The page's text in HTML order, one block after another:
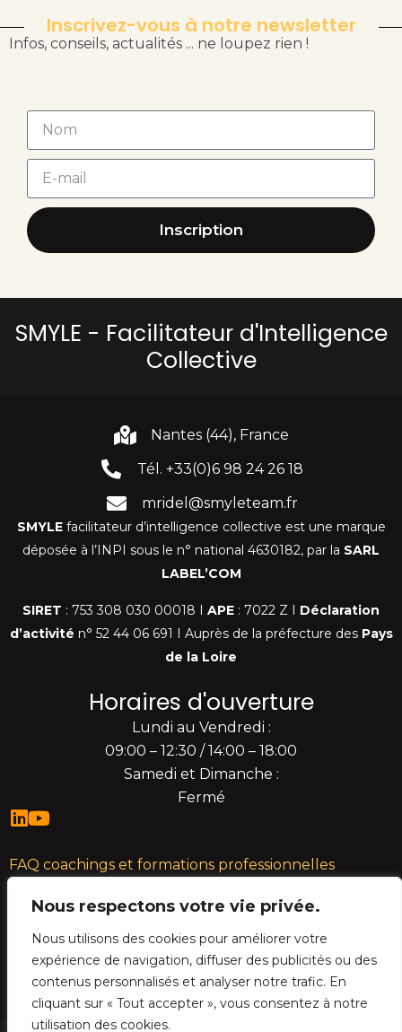
Nous respectons votre vie privée.
Nous utilisons des cookies pour améliorer votre
expérience de navigation, diffuser des publicités ou des
contenus personnalisés et analyser notre trafic. En
cliquant sur « Tout accepter », vous consentez à notre
utilisation des cookies.
Inscrivez-vous à notre newsletter
Infos, conseils, actualités ... ne loupez rien !
Inscription
SMYLE - Facilitateur d'Intelligence
Collective
Nantes (44), France
Tél. +33(0)6 98 24 26 18
mridel@smyleteam.fr
SMYLEfacilitateur d’intelligence collective est une marque
déposée à l’INPI sous le n° national 4630182, par la SARL
LABEL’COM
SIRET : 753 308 030 00018 I APE : 7022 Z I Déclaration
d’activité n° 52 44 06 691 I Auprès de la préfecture des Pays
de la Loire
Horaires d'ouverture
Lundi au Vendredi :
09:00 – 12:30 / 14:00 – 18:00
Samedi et Dimanche :
Fermé
FAQ coachings et formations professionnelles
Plan du site
CGV
Développement Initial : Lucie Megrier
Refonte technique et graphique : Agence YouTribe